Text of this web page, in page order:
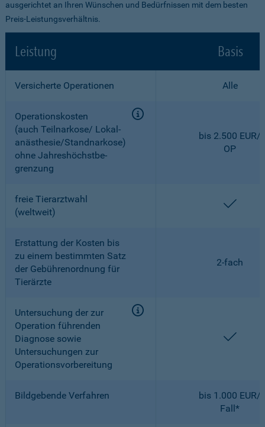
ausgerichtet an Ihren Wünschen und Bedürfnissen mit dem besten
Preis-Leistungsverhältnis.
Leistung Basis
Versicherte Operationen Alle
Operationskosten
(auch Teilnarkose/ Lokal­
anästhesie/Standnarkose)
ohne Jahreshöchstbe­
grenzung
bis 2.500 EUR/
OP
freie Tierarztwahl
(weltweit)
Erstattung der Kosten bis
zu einem bestimmten Satz
der Gebührenordnung für
Tierärzte
2-fach
Untersuchung der zur
Operation führenden
Diagnose sowie
Untersuchungen zur
Operationsvorbereitung
Bildgebende Verfahren
bis 1.000 EUR/
Fall*